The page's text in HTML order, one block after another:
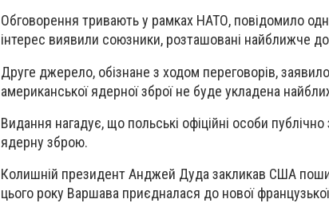
Обговорення тривають у рамках НАТО, повідомило
інтерес виявили союзники, розташовані найближче до
Друге джерело, обізнане з ходом переговорів,
американської ядерної зброї не буде укладена
Видання нагадує, що польські офіційні особи
ядерну зброю.
Колишній президент Анджей Дуда закликав США
цього року Варшава приєдналася до нової